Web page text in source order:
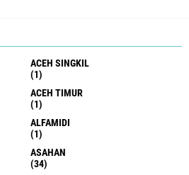
ACEH SINGKIL
(1)
ACEH TIMUR
(1)
ALFAMIDI
(1)
ASAHAN
(34)